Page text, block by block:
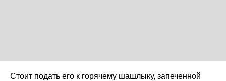
Стоит подать его к горячему шашлыку, запеченной